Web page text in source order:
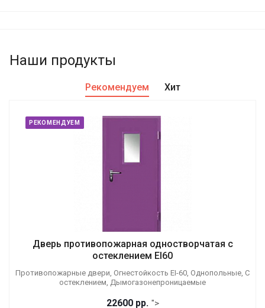
Наши продукты
Рекомендуем Хит
РЕКОМЕНДУЕМ
Дверь противопожарная одностворчатая с
остеклением EI60
Противопожарные двери, Огнестойкость EI-60, Однопольные, С
остеклением, Дымогазонепроницаемые
22600 рр. ">